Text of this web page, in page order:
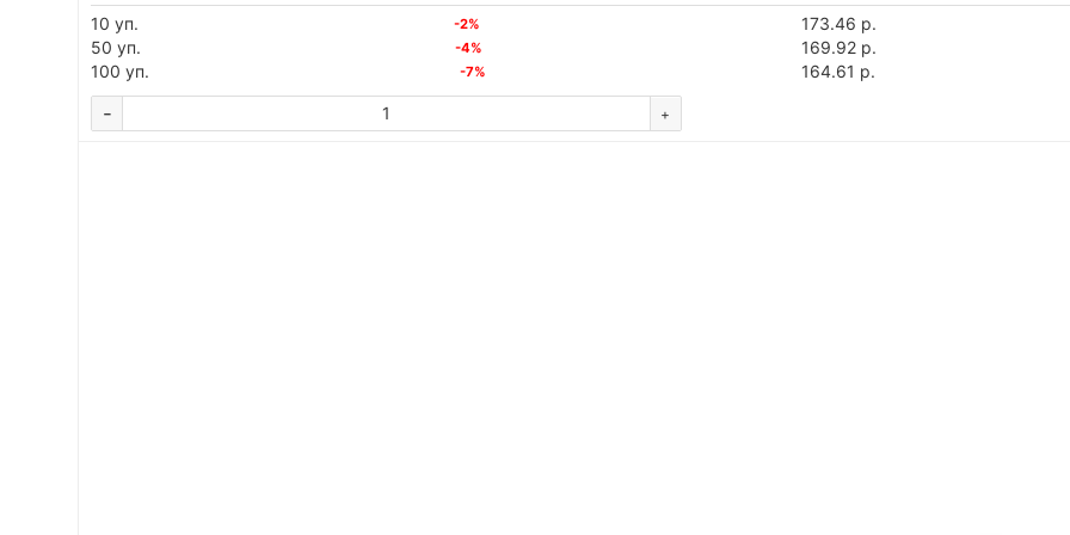
10 уп. -2%
173.46 р.
50 уп.
-4%
169.92 р.
100 уп.
-7% 164.61 р.
+
-